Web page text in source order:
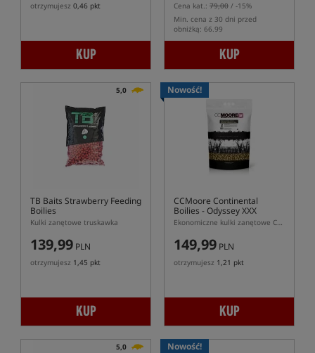
otrzymujesz 0,46 pkt
KUP
Cena kat.: 79,00 / -15%
Min. cena z 30 dni przed
obniżką: 66.99
KUP
5,0
TB Baits Strawberry Feeding
Boilies
Kulki zanętowe truskawka
139,99 PLN
otrzymujesz 1,45 pkt
KUP
Nowość!
CCMoore Continental
Boilies - Odyssey XXX
Ekonomiczne kulki zanętowe CCMoore Continental Odyssey XXX
149,99 PLN
otrzymujesz 1,21 pkt
KUP
5,0 Nowość!